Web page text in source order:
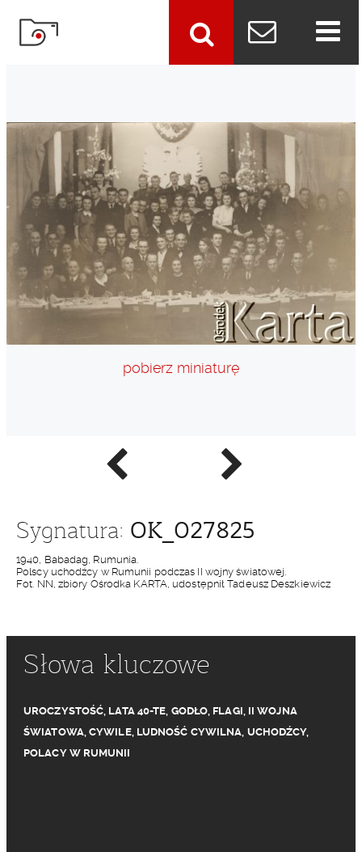
Poprzednie
zdjęcie
Następne
zdjęcie
pobierz miniaturę
Sygnatura: OK_027825
1940, Babadag, Rumunia.
Polscy uchodźcy w Rumunii podczas II wojny światowej.
Fot. NN, zbiory Ośrodka KARTA, udostępnił Tadeusz Deszkiewicz
Słowa kluczowe
UROCZYSTOŚĆ, LATA 40-TE, GODŁO, FLAGI, II WOJNA
ŚWIATOWA,CYWILE, LUDNOŚĆ CYWILNA, UCHODŹCY,
POLACY W RUMUNII